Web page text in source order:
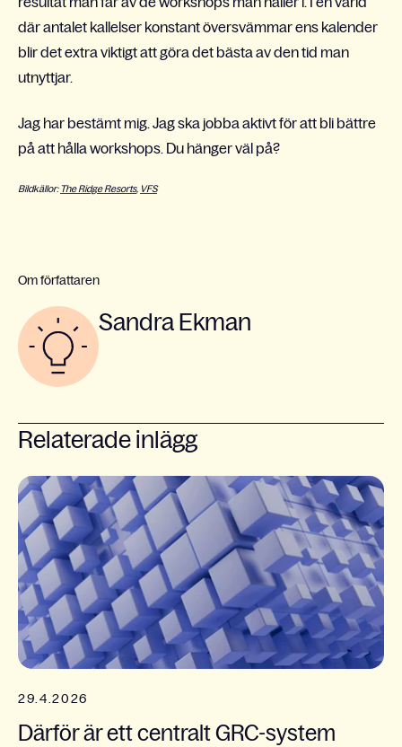
där antalet kallelser konstant översvämmar ens kalender
blir det extra viktigt att göra det bästa av den tid man
utnyttjar.
Jag har bestämt mig. Jag ska jobba aktivt för att bli bättre
på att hålla workshops. Du hänger väl på?
Bildkällor: The Ridge Resorts, VFS
Om författaren
Sandra Ekman
Relaterade inlägg
29.4.2026
Därför är ett centralt GRC-system